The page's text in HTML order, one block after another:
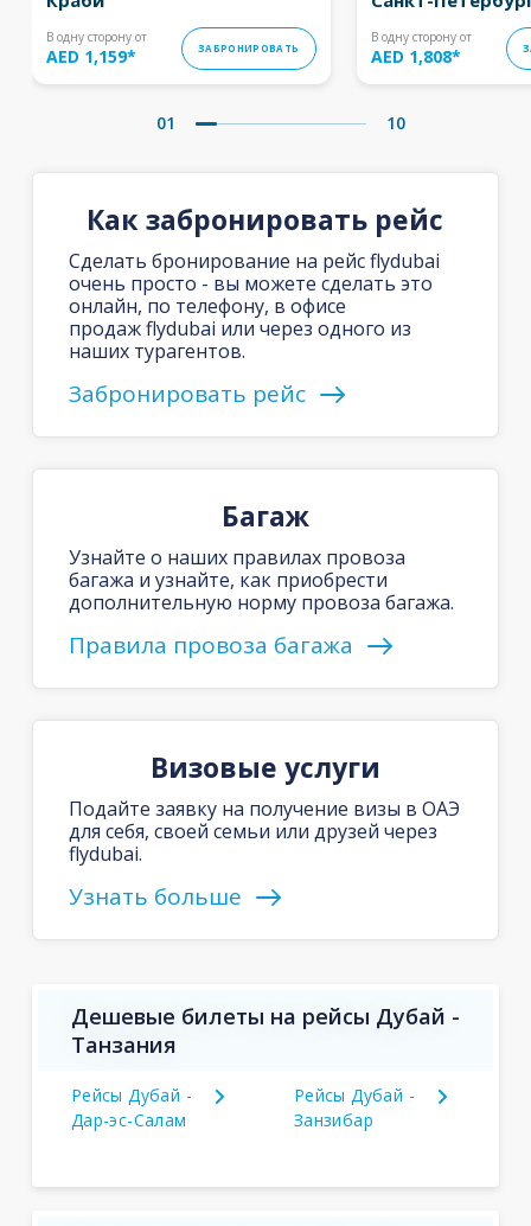
В одну сторону от
AED 1,159* ЗАБРОНИРОВАТЬ
В одну сторону от
AED 1,808*
01 10
Как забронировать рейс
Сделать бронирование на рейс flydubai
очень просто - вы можете сделать это
онлайн, по телефону, в офисе
продаж flydubai или через одного из
наших турагентов.
Забронировать рейс
Багаж
Узнайте о наших правилах провоза
багажа и узнайте, как приобрести
дополнительную норму провоза багажа.
Правила провоза багажа
Визовые услуги
Подайте заявку на получение визы в ОАЭ
для себя, своей семьи или друзей через
flydubai.
Узнать больше
Дешевые билеты на рейсы Дубай -
Танзания
Рейсы Дубай -
Дар-эс-Салам
Рейсы Дубай -
Занзибар